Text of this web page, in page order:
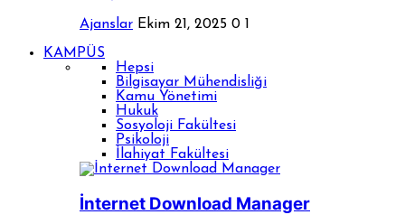
Ajanslar Ekim 21, 2025 0 1
KAMPÜS
Hepsi
Bilgisayar Mühendisliği
Kamu Yönetimi
Hukuk
Sosyoloji Fakültesi
Psikoloji
İlahiyat Fakültesi
İnternet Download Manager